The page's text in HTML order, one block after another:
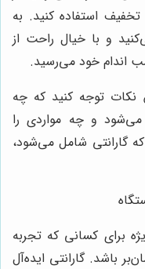
استفاده کنید. به
و با خیال راحت از
اندام خود می‌رسید.
نکات توجه کنید که چه
و چه مواردی را
گارانتی شامل می‌شود،
برای کسانی که تجربه
باشد. گارانتی ایده‌آل